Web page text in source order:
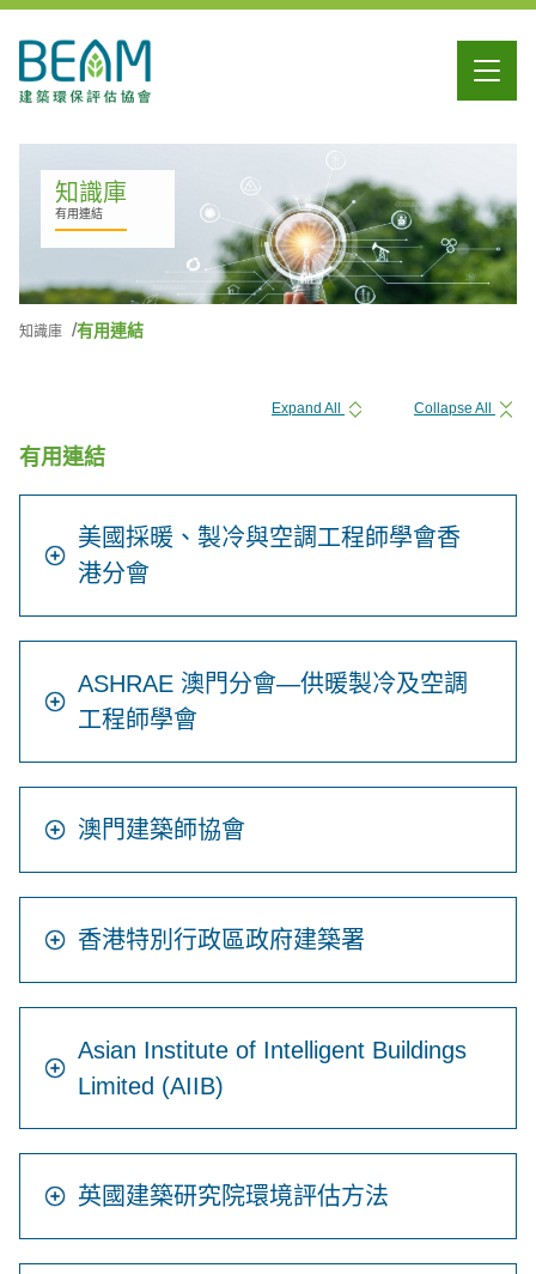
知識庫
有用連結
知識庫 有用連結
有用連結
Expand All Collapse All
美國採暖、製冷與空調工程師學會香
港分會
ASHRAE 澳門分會—供暖製冷及空調
工程師學會
澳門建築師協會
香港特別行政區政府建築署
Asian Institute of Intelligent Buildings
Limited (AIIB)
英國建築研究院環境評估方法